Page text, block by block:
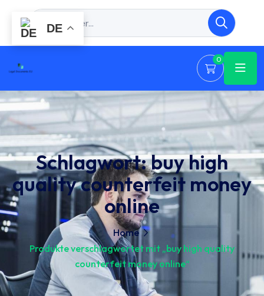
0
Schlagwort:buy high
quality counterfeit money
online
Home
Produkte verschlagwortet mit „buy high quality
counterfeit money online“
DE